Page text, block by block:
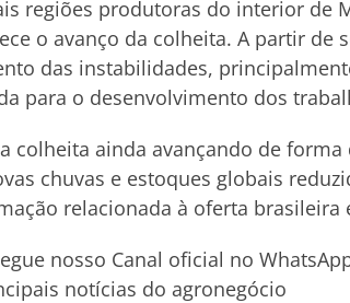
regiões produtoras do interior de
o avanço da colheita. A partir de
das instabilidades,
para o desenvolvimento dos
colheita ainda avançando de
chuvas e estoques globais
relacionada à oferta brasileira
nosso Canal oficial no
notícias do agronegócio